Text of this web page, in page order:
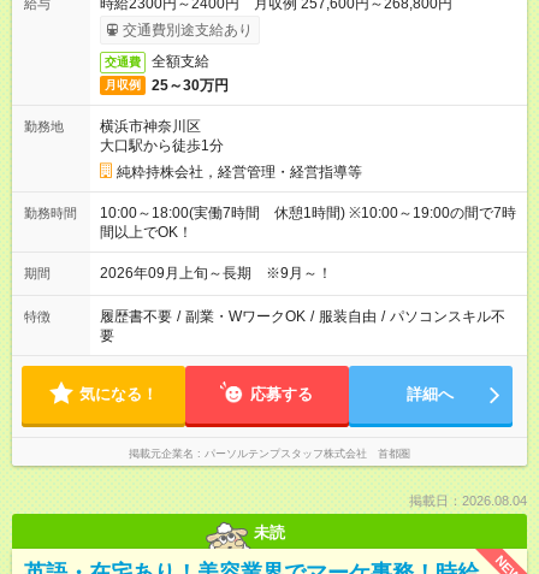
給与
時給2300円～2400円 月収例 257,600円～268,800円
交通費別途支給あり
交通費 全額支給
月収例 25～30万円
勤務地
横浜市神奈川区
大口駅から徒歩1分
純粋持株会社，経営管理・経営指導等
勤務時間
10:00～18:00(実働7時間 休憩1時間) ※10:00～19:00の間で7時
間以上でOK！
期間 2026年09月上旬～長期 ※9月～！
特徴 履歴書不要 / 副業・WワークOK / 服装自由 / パソコンスキル不
要
気になる！ 応募する 詳細へ
掲載元企業名 パーソルテンプスタッフ株式会社 首都圏
掲載日：2026.08.04
未読